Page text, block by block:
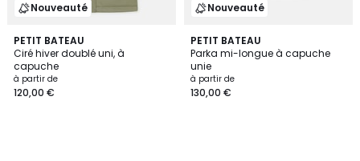
Nouveauté
PETIT BATEAU
Ciré hiver doublé uni, à
capuche
à partir de
120,00 €
Nouveauté
PETIT BATEAU
Parka mi-longue à capuche
unie
à partir de
130,00 €